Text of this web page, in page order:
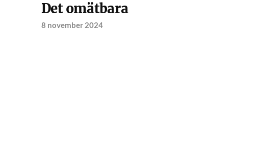
Det omätbara
8 november 2024